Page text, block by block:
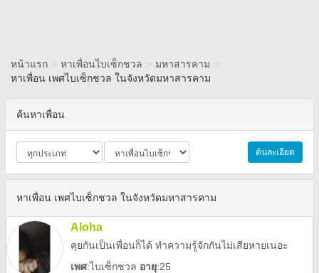
หน้าแรก > หาเพื่อนไบเซ็กชวล > มหาสารคาม >
หาเพื่อน เพศไบเซ็กชวล ในจังหวัดมหาสารคาม
ค้นหาเพื่อน
ค้นละเอียด
หาเพื่อน เพศไบเซ็กชวล ในจังหวัดมหาสารคาม
Aloha
คุยกันเป็นเพื่อนก็ได้ ทำความรู้จักกันไม่เสียหายเนอะ
เพศ:ไบเซ็กชวล อายุ:25